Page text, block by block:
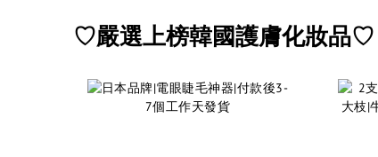
♡嚴選上榜韓國護膚化妝品♡